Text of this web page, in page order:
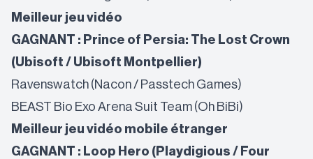
Meilleur jeu vidéo
GAGNANT : Prince of Persia: The Lost Crown
(Ubisoft / Ubisoft Montpellier)
Ravenswatch (Nacon / Passtech Games)
BEAST Bio Exo Arena Suit Team (Oh BiBi)
Meilleur jeu vidéo mobile étranger
GAGNANT : Loop Hero (Playdigious / Four